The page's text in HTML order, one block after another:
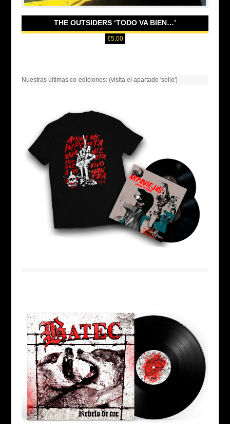
THE OUTSIDERS ‘TODO VA BIEN…’
€5.00
Nuestras últimas co-ediciones: (visita el apartado 'sello')